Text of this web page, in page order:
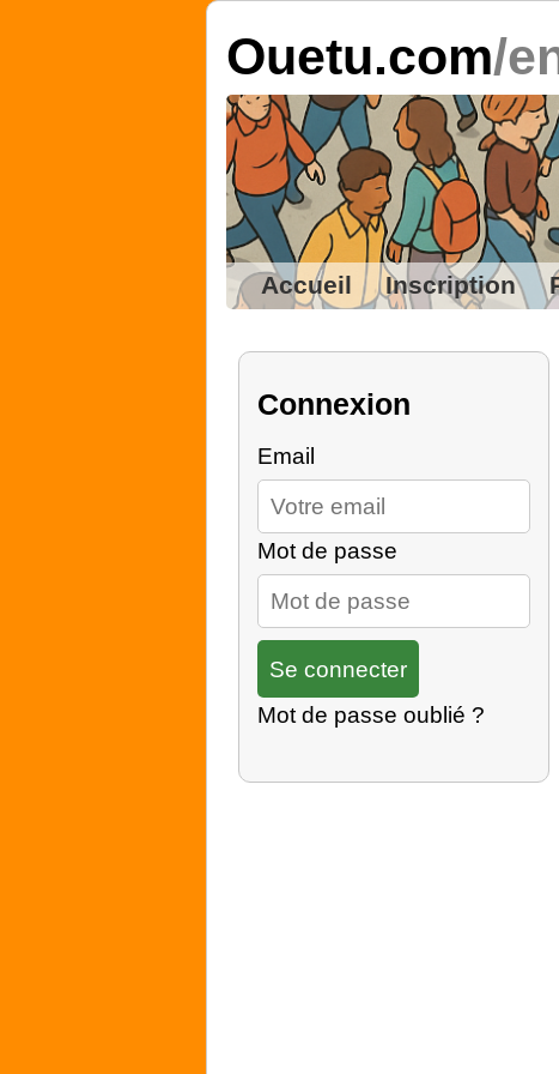
Ouetu.com/
Accueil Inscription
Connexion
Email
Mot de passe
Mot de passe oublié ?